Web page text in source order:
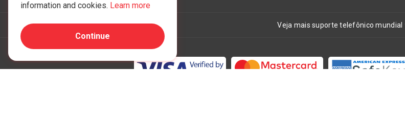
information and cookies. Learn more
Continue
Veja mais suporte telefônico mundial